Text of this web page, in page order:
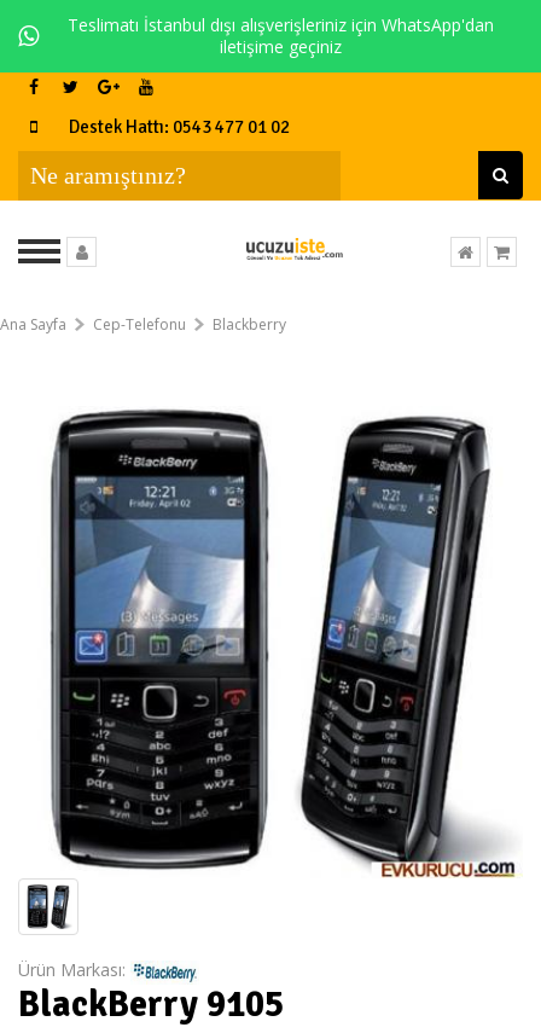
Teslimatı İstanbul dışı alışverişleriniz için WhatsApp'dan
iletişime geçiniz
Destek Hattı: 0543 477 01 02
Ana Sayfa Cep-Telefonu Blackberry
Ürün Markası:
BlackBerry 9105